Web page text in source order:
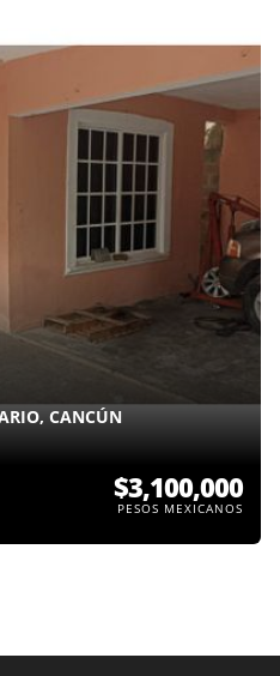
CANCÚN
$3,100,000
PESOS MEXICANOS